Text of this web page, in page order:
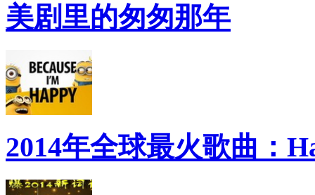
美剧里的匆匆那年
2014年全球最火歌曲：